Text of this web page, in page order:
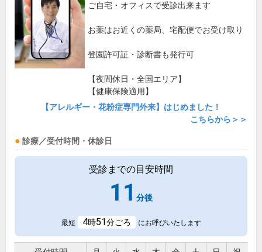
ご自宅・オフィスで受診出来ます
お薬はお近くの薬局、宅配便でお受け取り
登園許可証・診断書も発行可
【夜間休日・全国エリア】
【健康保険適用】
【アレルギー・花粉症専門外来】はじめました！
こちらから＞＞
診療／受付時間・休診日
受診までの目安時間
11 分後
最短 4時51分ごろ にお呼びいたします